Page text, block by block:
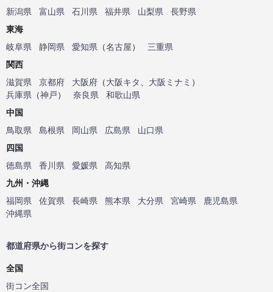
新潟県
富山県 石川県 福井県 山梨県
長野県
東海
岐阜県
静岡県 愛知県 （名古屋）
三重県
関西
滋賀県
京都府 大阪府 （大阪キタ 大阪ミナミ ）
兵庫県 （神戸） 奈良県
和歌山県
中国
鳥取県
島根県 岡山県 広島県
山口県
四国
徳島県
香川県 愛媛県
高知県
九州・沖縄
福岡県
佐賀県 長崎県 熊本県 大分県 宮崎県
鹿児島県
沖縄県
都道府県から街コンを探す
全国
街コン全国